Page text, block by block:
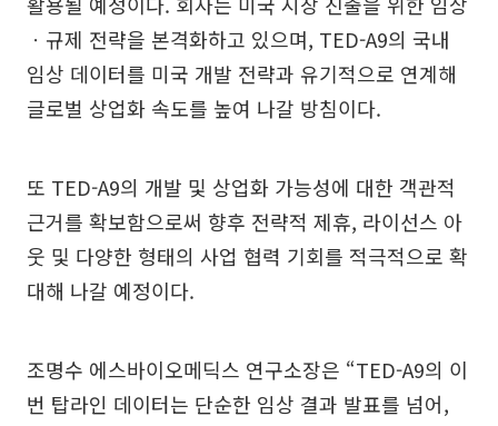
ㆍ규제 전략을 본격화하고 있으며, TED-A9의 국내
임상 데이터를 미국 개발 전략과 유기적으로 연계해
글로벌 상업화 속도를 높여 나갈 방침이다.
또 TED-A9의 개발 및 상업화 가능성에 대한 객관적
근거를 확보함으로써 향후 전략적 제휴, 라이선스 아
웃 및 다양한 형태의 사업 협력 기회를 적극적으로 확
대해 나갈 예정이다.
조명수 에스바이오메딕스 연구소장은 “TED-A9의 이
번 탑라인 데이터는 단순한 임상 결과 발표를 넘어,